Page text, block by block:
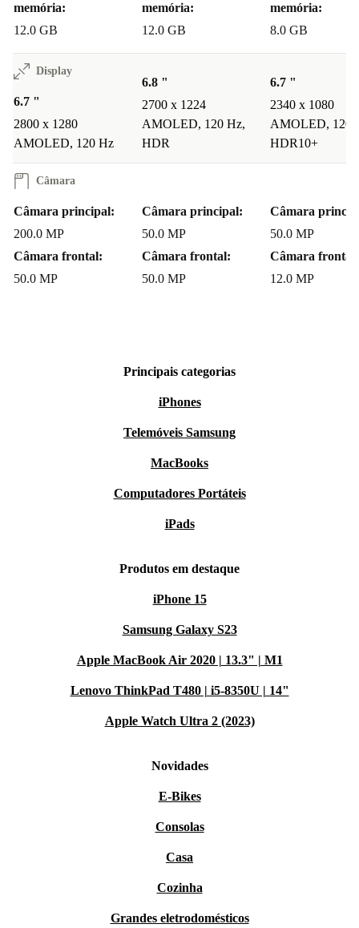
memória:
12.0 GB
memória:
12.0 GB
memória:
8.0 GB
Display
6.7 "
2800 x 1280
AMOLED, 120 Hz
6.8 "
2700 x 1224
AMOLED, 120 Hz,
HDR
6.7 "
2340 x 1080
AMOLED, 120
HDR10+
Câmara
Câmara principal:
200.0 MP
Câmara frontal:
50.0 MP
Câmara principal:
50.0 MP
Câmara frontal:
50.0 MP
Câmara
50.0 MP
Câmara frontal:
12.0 MP
Principais categorias
iPhones
Telemóveis Samsung
MacBooks
Computadores Portáteis
iPads
Produtos em destaque
iPhone 15
Samsung Galaxy S23
Apple MacBook Air 2020 | 13.3" | M1
Lenovo ThinkPad T480 | i5-8350U | 14"
Apple Watch Ultra 2 (2023)
Novidades
E-Bikes
Consolas
Casa
Cozinha
Grandes eletrodomésticos